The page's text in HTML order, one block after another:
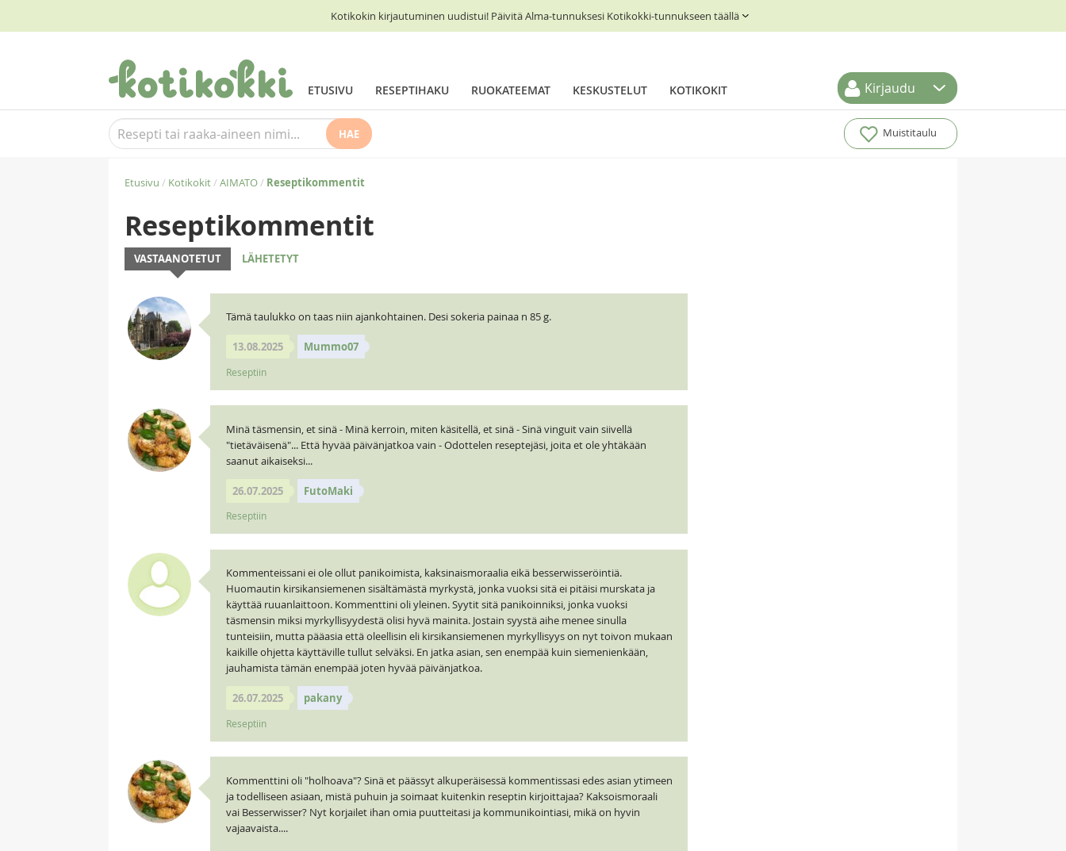
Kotikokin kirjautuminen uudistui! Päivitä Alma-tunnuksesi Kotikokki-tunnukseen täällä
ETUSIVU RESEPTIHAKU RUOKATEEMAT KESKUSTELUT KOTIKOKIT Kirjaudu
HAE Muistitaulu
Etusivu / Kotikokit/ AIMATO/ Reseptikommentit
Reseptikommentit
VASTAANOTETUT LÄHETETYT
Tämä taulukko on taas niin ajankohtainen. Desi sokeria painaa n 85 g.
13.08.2025 Mummo07
Reseptiin
Minä täsmensin, et sinä - Minä kerroin, miten käsitellä, et sinä - Sinä vinguit vain siivellä
"tietäväisenä"... Että hyvää päivänjatkoa vain - Odottelen reseptejäsi, joita et ole yhtäkään
saanut aikaiseksi...
26.07.2025 FutoMaki
Reseptiin
Kommenteissani ei ole ollut panikoimista, kaksinaismoraalia eikä besserwisseröintiä.
Huomautin kirsikansiemenen sisältämästä myrkystä, jonka vuoksi sitä ei pitäisi murskata ja
käyttää ruuanlaittoon. Kommenttini oli yleinen. Syytit sitä panikoinniksi, jonka vuoksi
täsmensin miksi myrkyllisyydestä olisi hyvä mainita. Jostain syystä aihe menee sinulla
tunteisiin, mutta pääasia että oleellisin eli kirsikansiemenen myrkyllisyys on nyt toivon mukaan
kaikille ohjetta käyttäville tullut selväksi. En jatka asian, sen enempää kuin siemenienkään,
jauhamista tämän enempää joten hyvää päivänjatkoa.
26.07.2025 pakany
Reseptiin
Kommenttini oli "holhoava"? Sinä et päässyt alkuperäisessä kommentissasi edes asian ytimeen
ja todelliseen asiaan, mistä puhuin ja soimaat kuitenkin reseptin kirjoittajaa? Kaksoismoraali
vai Besserwisser? Nyt korjailet ihan omia puutteitasi ja kommunikointiasi, mikä on hyvin
vajaavaista....